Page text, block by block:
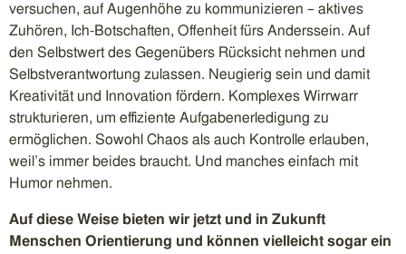
versuchen, auf Augenhöhe zu kommunizieren – aktives
Zuhören, Ich-Botschaften, Offenheit fürs Anderssein. Auf
den Selbstwert des Gegenübers Rücksicht nehmen und
Selbstverantwortung zulassen. Neugierig sein und damit
Kreativität und Innovation fördern. Komplexes Wirrwarr
strukturieren, um effiziente Aufgabenerledigung zu
ermöglichen. Sowohl Chaos als auch Kontrolle erlauben,
weil’s immer beides braucht. Und manches einfach mit
Humor nehmen.
Auf diese Weise bieten wir jetzt und in Zukunft
Menschen Orientierung und können vielleicht sogar ein